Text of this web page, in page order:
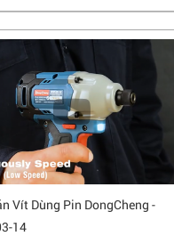
Vít Dùng Pin DongCheng -
14